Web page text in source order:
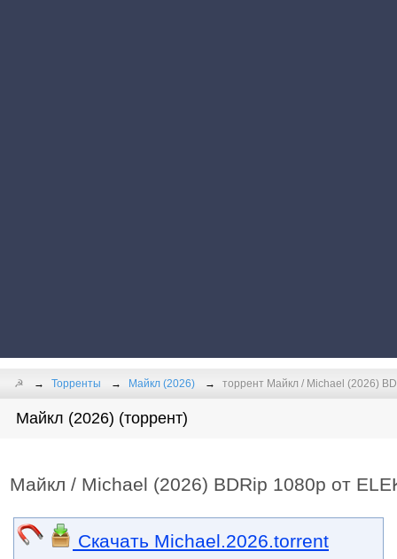
☭ Торренты Майкл (2026) торрент Майкл / Michael (2026)
Майкл (2026) (торрент)
Майкл / Michael (2026) BDRip 1080p от
Скачать Michael.2026.torrent